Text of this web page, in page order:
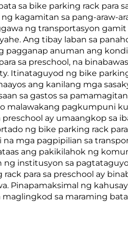
sa bike parking rack para
kagamitan sa pang-araw-
ng transportasyon
Ang tibay laban sa
pagganap anuman ang
sa preschool, na
Itinataguyod ng bike
ang kanilang mga
sa gastos sa
malawakang pagkumpuni
ay umaangkop sa
ng bike parking rack
mga pagpipilian sa
ang pakikilahok ng
ng institusyon sa
para sa preschool ay
Pinapamaksimal ng
sa maraming